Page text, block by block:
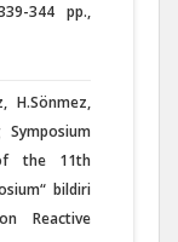
344 pp.,
H.Sönmez,
of the 11th
bildiri
Reactive